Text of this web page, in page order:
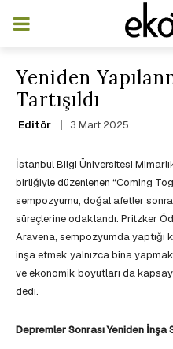
Yeniden
Tartışıldı
Editör 3 Mart 2025
İstanbul Bilgi Üniversitesi
birliğiyle düzenlenen “Coming
sempozyumu, doğal afetler
süreçlerine odaklandı. Pritzker
Aravena, sempozyumda yaptığı
inşa etmek yalnızca bina
ve ekonomik boyutları da
dedi.
Depremler Sonrası Yeniden İnşa